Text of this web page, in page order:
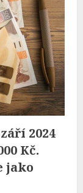
2024
Kč.
jako